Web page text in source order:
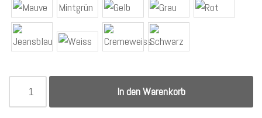
In den Warenkorb